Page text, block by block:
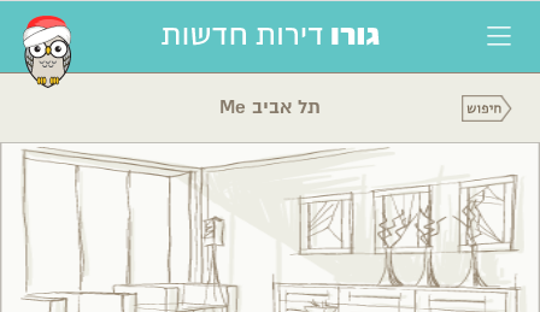
תל אביב Me